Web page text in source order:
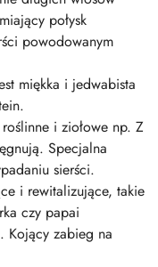
połysk
powodowanym
miękka i jedwabista
i ziołowe np. Z
Specjalna
sierści.
i rewitalizujące, takie
czy papai
Kojący zabieg na